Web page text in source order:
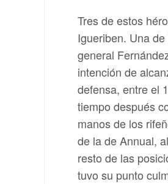
Tres de estos
Igueriben. Una
general
intención de
defensa, entre el
tiempo después
manos de los
de la de Annual,
resto de las
tuvo su punto